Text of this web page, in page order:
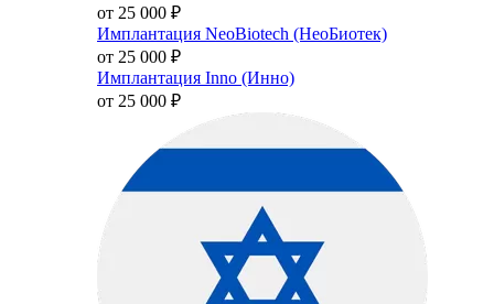
от 25 000 ₽
Имплантация NeoBiotech (НеоБиотек)
от 25 000 ₽
Имплантация Inno (Инно)
от 25 000 ₽